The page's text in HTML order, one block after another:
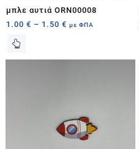
μπλε αυτιά ORN00008
1.00 € – 1.50 € με ΦΠΑ